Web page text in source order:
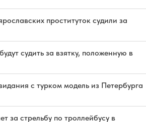
проституток судили за
судить за взятку, положенную в
с турком модель из Петербурга
за стрельбу по троллейбусу в